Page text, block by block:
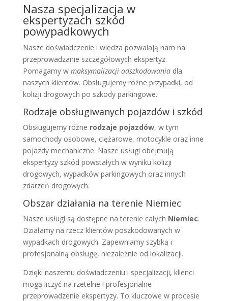
Nasza specjalizacja w
ekspertyzach szkód
powypadkowych
Nasze doświadczenie i wiedza pozwalają nam na
przeprowadzanie szczegółowych ekspertyz.
Pomagamy w maksymalizacji odszkodowaniadla
naszych klientów. Obsługujemy różne przypadki, od
kolizji drogowych po szkody parkingowe.
Rodzaje obsługiwanych pojazdów i szkód
Obsługujemy różne rodzaje pojazdów, w tym
samochody osobowe, ciężarowe, motocykle oraz inne
pojazdy mechaniczne. Nasze usługi obejmują
ekspertyzy szkód powstałych w wyniku kolizji
drogowych, wypadków parkingowych oraz innych
zdarzeń drogowych.
Obszar działania na terenie Niemiec
Nasze usługi są dostępne na terenie całych Niemiec.
Działamy na rzecz klientów poszkodowanych w
wypadkach drogowych. Zapewniamy szybką i
profesjonalną obsługę, niezależnie od lokalizacji.
Dzięki naszemu doświadczeniu i specjalizacji, klienci
mogą liczyć na rzetelne i profesjonalne
przeprowadzenie ekspertyzy. To kluczowe w procesie